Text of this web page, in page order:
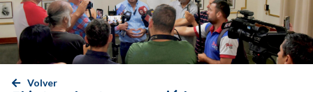
Volver